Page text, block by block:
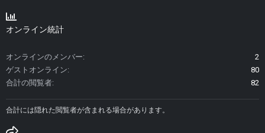
オンライン統計
オンラインのメンバー
2
ゲストオンライン
80
合計の閲覧者
82
合計には隠れた閲覧者が含まれる場合があります。